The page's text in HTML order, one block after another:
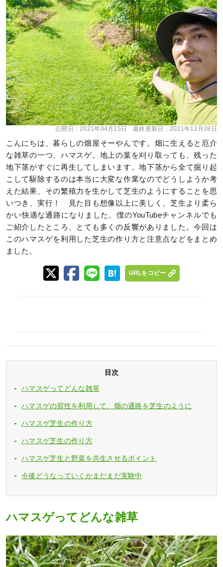
公開日：2021年04月15日 最終更新日： 2021年12月28日
こんにちは、暮らしの畑屋そーやんです。畑に生えると厄介
な雑草の一つ、ハマスゲ。地上の葉を刈り取っても、残った
地下茎がすぐに再生してしまいます。地下茎から全て掘り起
こして駆除するのは本当に大変な作業なのでどうしようか考
えた結果、その繁殖力を生かして芝生のようにすることを思
いつき、実行！ 見た目も想像以上に美しく、芝生より柔ら
かい快適な通路になりました。僕のYouTubeチャンネルでも
ご紹介したところ、とても多くの反響がありました。今回は
このハマスゲを利用した芝生の作り方と注意点などをまとめ
ました。
URLをコピー
目次
ハマスゲってどんな雑草
ハマスゲの習性を利用して、畑の通路を芝生のように
ハマスゲ芝生の作り方
ハマスゲ芝生の作り方
ハマスゲ芝生と野菜を共生させるポイント
今後どうなっていくかまだまだ実験中
ハマスゲってどんな雑草